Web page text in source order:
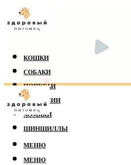
КОШКИ
СОБАКИ
ПОПУГАИ
РЕПТИЛИИ
ХОМЯКИ
ШИНШИЛЛЫ
МЕНЮ
МЕНЮ